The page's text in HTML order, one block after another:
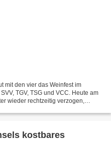
mit den vier das Weinfest im
TGV, TSG und VCC. Heute am
wieder rechtzeitig verzogen,
kostbares